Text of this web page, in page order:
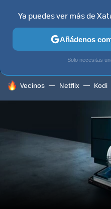
MENÚ
HOY SE HABLA DE
Vecinos Netflix Kodi
Ya puedes ver más de
Añádenos
Solo necesitas